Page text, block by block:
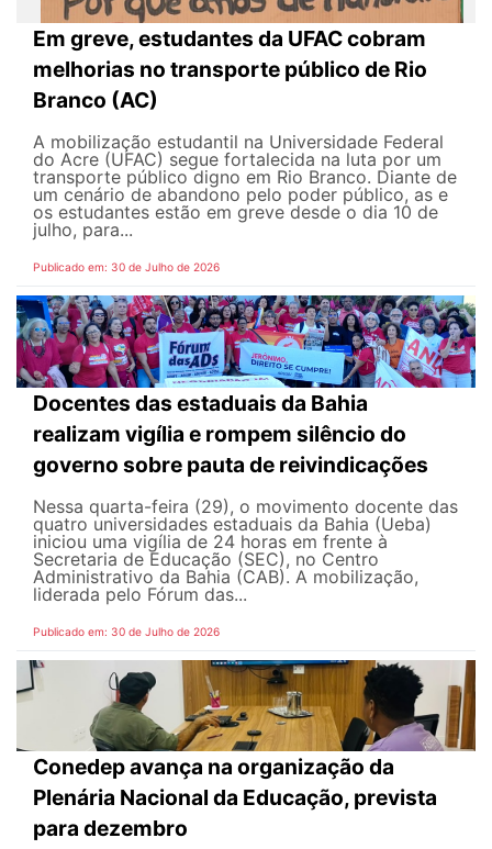
Em greve, estudantes da UFAC cobram
melhorias no transporte público de Rio
Branco (AC)
A mobilização estudantil na Universidade Federal
do Acre (UFAC) segue fortalecida na luta por um
transporte público digno em Rio Branco. Diante de
um cenário de abandono pelo poder público, as e
os estudantes estão em greve desde o dia 10 de
julho, para...
Publicado em: 30 de Julho de 2026
Docentes das estaduais da Bahia
realizam vigília e rompem silêncio do
governo sobre pauta de reivindicações
Nessa quarta-feira (29), o movimento docente das
quatro universidades estaduais da Bahia (Ueba)
iniciou uma vigília de 24 horas em frente à
Secretaria de Educação (SEC), no Centro
Administrativo da Bahia (CAB). A mobilização,
liderada pelo Fórum das...
Publicado em: 30 de Julho de 2026
Conedep avança na organização da
Plenária Nacional da Educação, prevista
para dezembro